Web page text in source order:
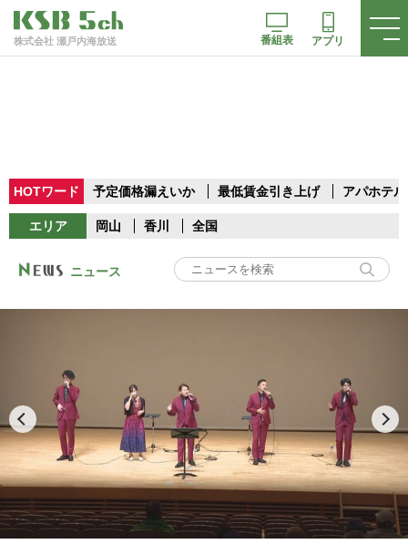
株式会社 瀬戸内海放送 番組表 アプリ
HOTワード 予定価格漏えいか 最低賃金引き上げ アパホテル
エリア 岡山 香川 全国
ニュース
Play